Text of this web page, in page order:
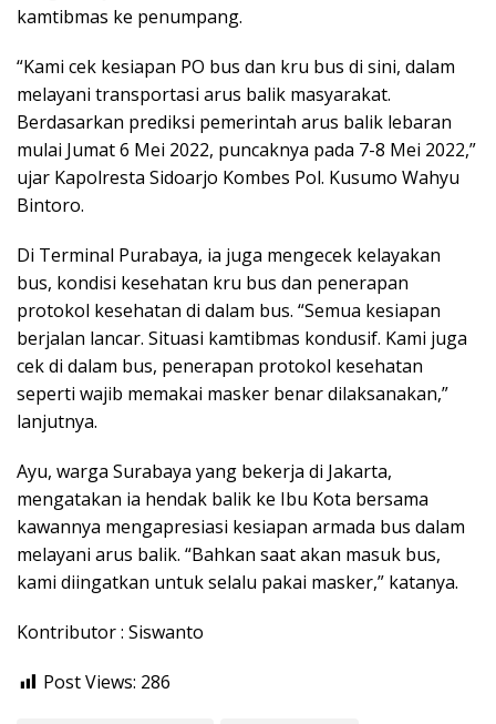
kamtibmas ke penumpang.
“Kami cek kesiapan PO bus dan kru bus di sini, dalam
melayani transportasi arus balik masyarakat.
Berdasarkan prediksi pemerintah arus balik lebaran
mulai Jumat 6 Mei 2022, puncaknya pada 7-8 Mei 2022,”
ujar Kapolresta Sidoarjo Kombes Pol. Kusumo Wahyu
Bintoro.
Di Terminal Purabaya, ia juga mengecek kelayakan
bus, kondisi kesehatan kru bus dan penerapan
protokol kesehatan di dalam bus. “Semua kesiapan
berjalan lancar. Situasi kamtibmas kondusif. Kami juga
cek di dalam bus, penerapan protokol kesehatan
seperti wajib memakai masker benar dilaksanakan,”
lanjutnya.
Ayu, warga Surabaya yang bekerja di Jakarta,
mengatakan ia hendak balik ke Ibu Kota bersama
kawannya mengapresiasi kesiapan armada bus dalam
melayani arus balik. “Bahkan saat akan masuk bus,
kami diingatkan untuk selalu pakai masker,” katanya.
Kontributor : Siswanto
Post Views: 286